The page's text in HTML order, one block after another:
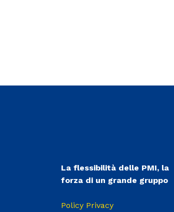
La flessibilità delle PMI, la
forza di un grande gruppo
Policy Privacy